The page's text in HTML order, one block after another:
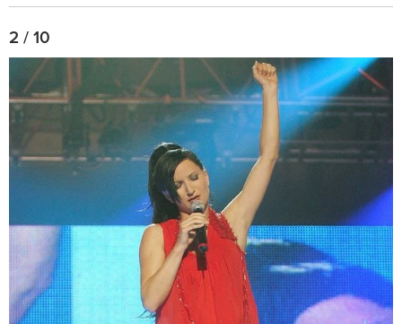
2 / 10